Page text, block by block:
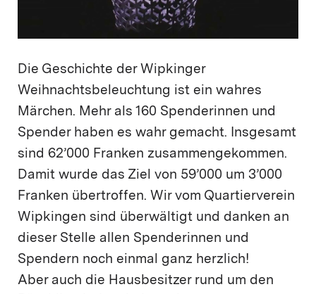
Die Geschichte der Wipkinger
Weihnachtsbeleuchtung ist ein wahres
Märchen. Mehr als 160 Spenderinnen und
Spender haben es wahr gemacht. Insgesamt
sind 62’000 Franken zusammengekommen.
Damit wurde das Ziel von 59’000 um 3’000
Franken übertroffen. Wir vom Quartierverein
Wipkingen sind überwältigt und danken an
dieser Stelle allen Spenderinnen und
Spendern noch einmal ganz herzlich!
Aber auch die Hausbesitzer rund um den